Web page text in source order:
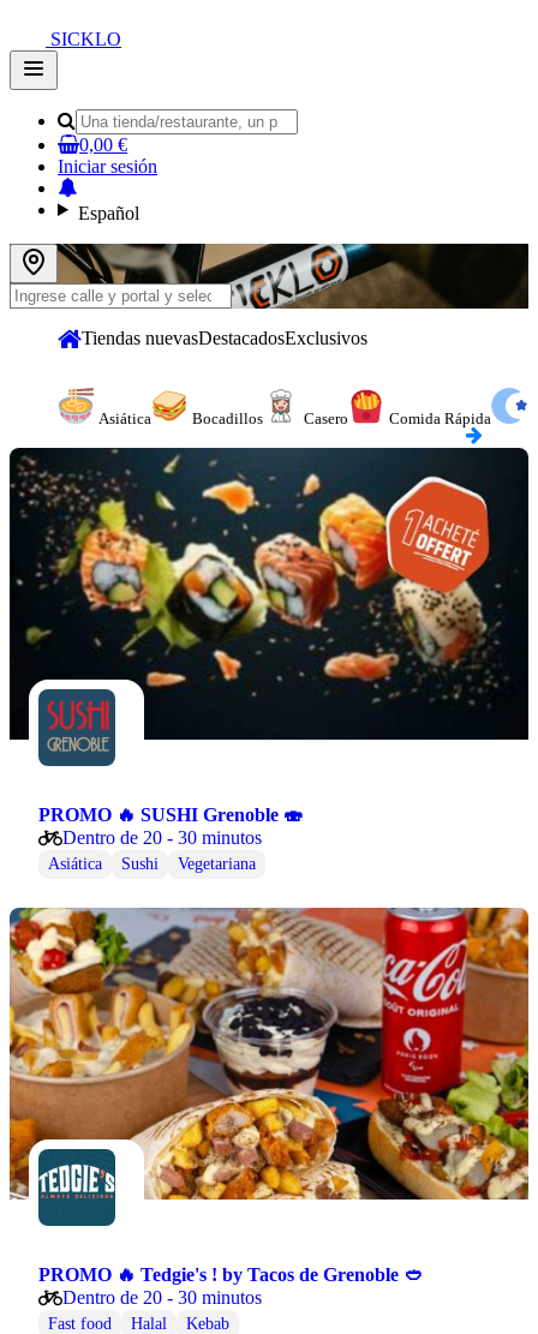
SICKLO
Open
main
0,00 €
Iniciar sesión
Español
Tiendas nuevasDestacadosExclusivos
Asiática Bocadillos Casero Comida Rápida
PROMO 🔥 SUSHI Grenoble 🍣
Dentro de 20 - 30 minutos
Asiática Sushi Vegetariana
PROMO 🔥 Tedgie's ! by Tacos de Grenoble 🥙
Dentro de 20 - 30 minutos
Fast food Halal Kebab